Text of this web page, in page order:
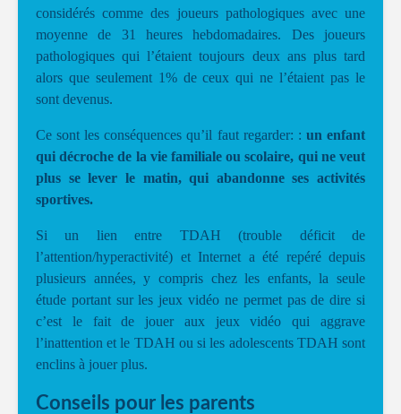
considérés comme des joueurs pathologiques avec une
moyenne de 31 heures hebdomadaires. Des joueurs
pathologiques qui l’étaient toujours deux ans plus tard
alors que seulement 1% de ceux qui ne l’étaient pas le
sont devenus.
Ce sont les conséquences qu’il faut regarder: : un enfant
qui décroche de la vie familiale ou scolaire, qui ne veut
plus se lever le matin, qui abandonne ses activités
sportives.
Si un lien entre TDAH (trouble déficit de
l’attention/hyperactivité) et Internet a été repéré depuis
plusieurs années, y compris chez les enfants, la seule
étude portant sur les jeux vidéo ne permet pas de dire si
c’est le fait de jouer aux jeux vidéo qui aggrave
l’inattention et le TDAH ou si les adolescents TDAH sont
enclins à jouer plus.
Conseils pour les parents